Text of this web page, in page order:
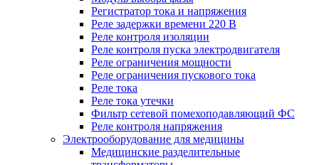
Регистратор тока и напряжения
Реле задержки времени 220 В
Реле контроля изоляции
Реле контроля пуска электродвигателя
Реле ограничения мощности
Реле ограничения пускового тока
Реле тока
Реле тока утечки
Фильтр сетевой помехоподавляющий ФС
Реле контроля напряжения
Электрооборудование для медицины
Медицинские разделительные